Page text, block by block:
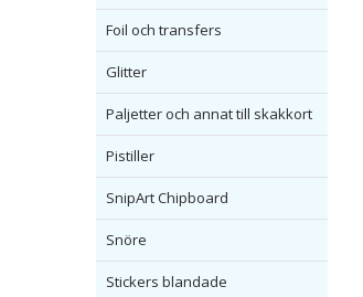
Foil och transfers
Glitter
Paljetter och annat till skakkort
Pistiller
SnipArt Chipboard
Snöre
Stickers blandade